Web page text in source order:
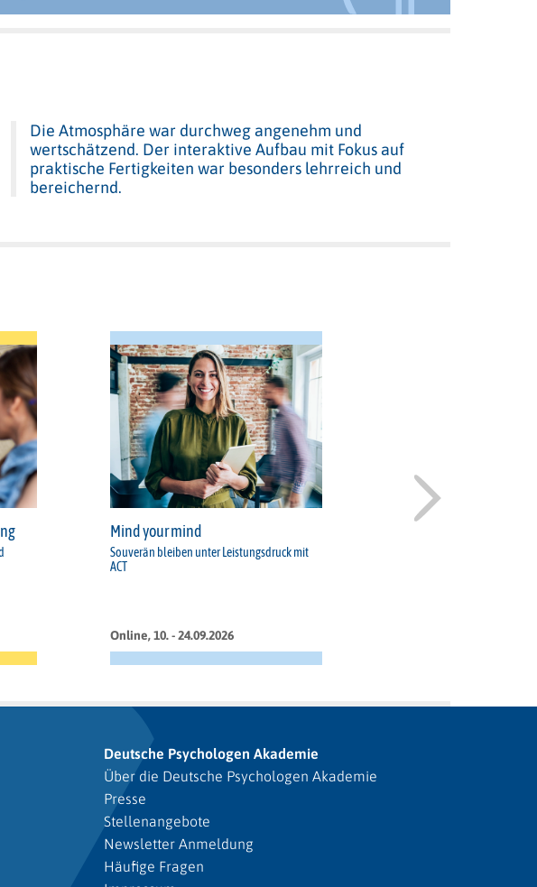
Die Atmosphäre war durchweg angenehm und
wertschätzend. Der interaktive Aufbau mit Fokus auf
praktische Fertigkeiten war besonders lehrreich und
bereichernd.
Mind your mind
Souverän bleiben unter Leistungsdruck mit
ACT
Online, 10. - 24.09.2026
Deutsche Psychologen Akademie
Über die Deutsche Psychologen Akademie
Presse
Stellenangebote
Newsletter Anmeldung
Häufige Fragen